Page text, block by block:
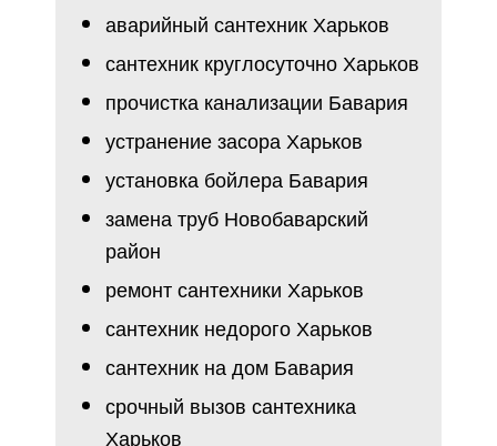
аварийный сантехник Харьков
сантехник круглосуточно Харьков
прочистка канализации Бавария
устранение засора Харьков
установка бойлера Бавария
замена труб Новобаварский
район
ремонт сантехники Харьков
сантехник недорого Харьков
сантехник на дом Бавария
срочный вызов сантехника
Харьков